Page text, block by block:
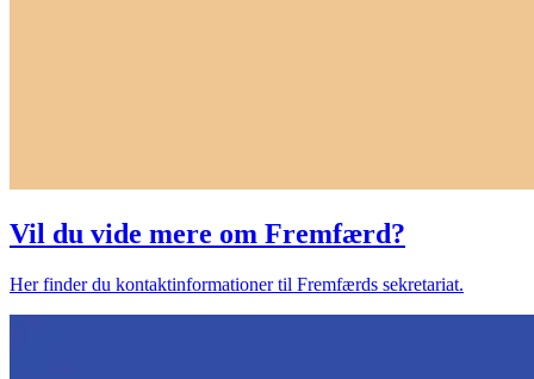
Vil du vide mere om Fremfærd?
Her finder du kontaktinformationer til Fremfærds sekretariat.